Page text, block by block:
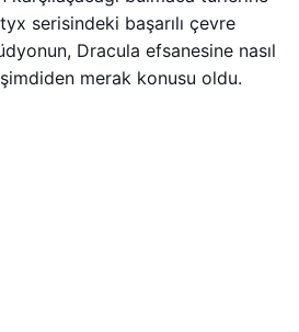
serisindeki başarılı çevre
Dracula efsanesine nasıl
merak konusu oldu.